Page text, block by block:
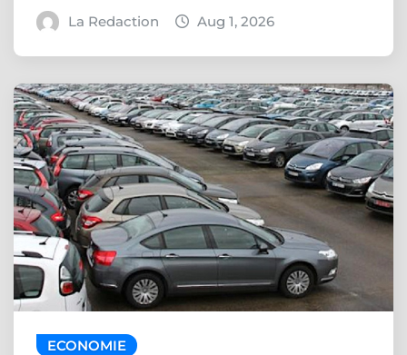
La Redaction Aug 1, 2026
ECONOMIE